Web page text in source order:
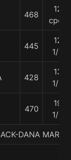
468
12
cpos
445
12
1/4
428
13
1/4
470
19
1/2
DANA